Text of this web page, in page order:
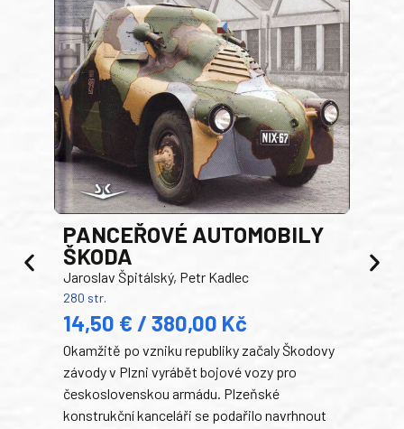
PANCEŘOVÉ AUTOMOBILY
ŠKODA
Jaroslav Špitálský, Petr Kadlec
280 str.
14,50 € / 380,00 Kč
Okamžitě po vzniku republiky začaly Škodovy
závody v Plzni vyrábět bojové vozy pro
československou armádu. Plzeňské
konstrukční kanceláři se podařilo navrhnout